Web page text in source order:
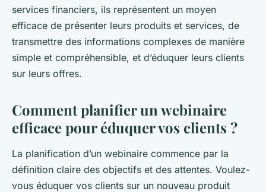
services financiers, ils représentent un moyen
efficace de présenter leurs produits et services, de
transmettre des informations complexes de manière
simple et compréhensible, et d’éduquer leurs clients
sur leurs offres.
Comment planifier un webinaire
efficace pour éduquer vos clients ?
La planification d’un webinaire commence par la
définition claire des objectifs et des attentes. Voulez-
vous éduquer vos clients sur un nouveau produit